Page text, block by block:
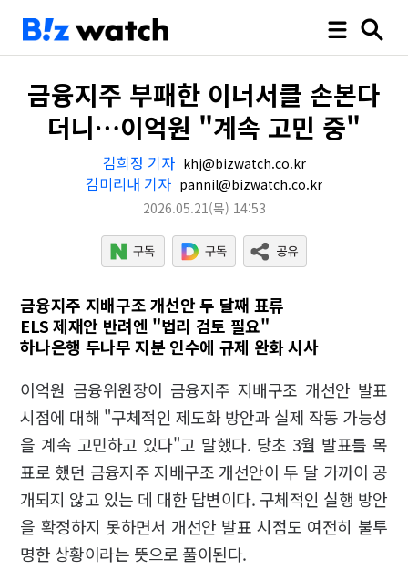
금융지주 부패한 이너서클 손본다
더니…이억원 "계속 고민 중"
김희정 기자 khj@bizwatch.co.kr
김미리내 기자 pannil@bizwatch.co.kr
2026.05.21(목) 14:53
금융지주 지배구조 개선안 두 달째 표류
ELS 제재안 반려엔 "법리 검토 필요"
하나은행 두나무 지분 인수에 규제 완화 시사
이억원 금융위원장이 금융지주 지배구조 개선안 발표
시점에 대해 "구체적인 제도화 방안과 실제 작동 가능성
을 계속 고민하고 있다"고 말했다. 당초 3월 발표를 목
표로 했던 금융지주 지배구조 개선안이 두 달 가까이 공
개되지 않고 있는 데 대한 답변이다. 구체적인 실행 방안
을 확정하지 못하면서 개선안 발표 시점도 여전히 불투
명한 상황이라는 뜻으로 풀이된다.